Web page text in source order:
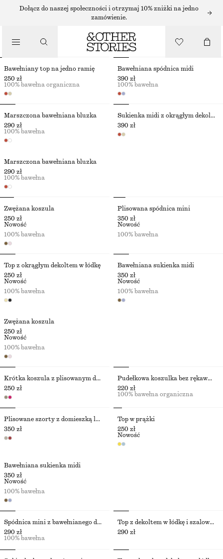
Dołącz do naszej społeczności i otrzymaj 10% zniżki na jedno
zamówienie.
KOLEKCJA WAKACYJNA
Marszczona bawełniana bluzka
290 zł
100% bawełna
Bawełniany top na jedno ramię
250 zł
100% bawełna organiczna
Bawełniana spódnica midi
390 zł
100% bawełna
Marszczona bawełniana bluzka
290 zł
100% bawełna
Sukienka midi z okrągłym dekoltem
390 zł
Zwężana koszula
250 zł
Nowość
100% bawełna
Plisowana spódnica mini
350 zł
Nowość
100% bawełna
Zwężana koszula
250 zł
Nowość
100% bawełna
Top z okrągłym dekoltem w łódkę
250 zł
Nowość
100% bawełna
Bawełniana sukienka midi
350 zł
Nowość
100% bawełna
Bawełniana sukienka midi
350 zł
Nowość
100% bawełna
Krótka koszula z plisowanym dołem
250 zł
Pudełkowa koszulka bez rękawów z zakładkami
220 zł
100% bawełna organiczna
Plisowane szorty z domieszką lnu
350 zł
Top w prążki
250 zł
Nowość
Spódnica mini z bawełnianego diagonalu z paskiem
290 zł
100% bawełna
Top z dekoltem w łódkę i szalowym wykończeniem
290 zł